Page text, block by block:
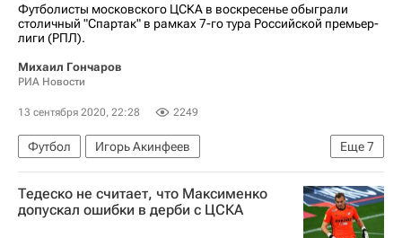
Футболисты московского ЦСКА в воскресенье обыграли
столичный "Спартак" в рамках 7-го тура Российской премьер-
лиги (РПЛ).
Михаил Гончаров
РИА Новости
13 сентября 2020, 22:28 2249
Еще7
Футбол
Игорь Акинфеев
Александр Кокорин
Система видеопомощи арбитрам (VAR)
Тедеско не считает, что Максименко
допускал ошибки в дерби с ЦСКА